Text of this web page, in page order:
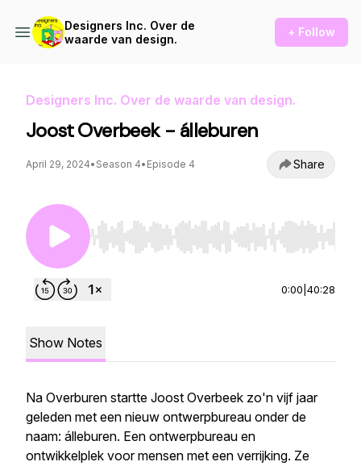
Designers Inc. Over de
waarde van design.
+ Follow
Designers Inc. Over de waarde van design.
Joost Overbeek - álleburen
April 29, 2024• Season 4• Episode 4 Share
Use Left/Right to seek, Home/End to jump to
0:00 40:28
Show Notes
Na Overburen startte Joost Overbeek zo'n vijf jaar
geleden met een nieuw ontwerpbureau onder de
naam: álleburen. Een ontwerpbureau en
ontwikkelplek voor mensen met een verrijking. Ze